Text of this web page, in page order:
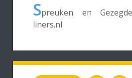
Spreuken en
liners.nl